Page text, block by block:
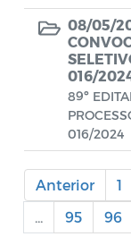
08/05/
016/
89º
016/2024
Anterior 1
95 96